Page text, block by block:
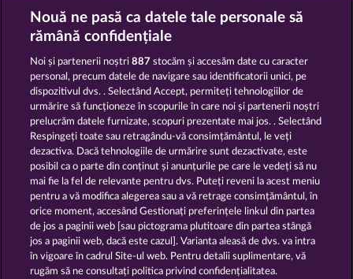
VALKYRIES - THE NIBELUNG LEGENDS PHANTOMS MIRROR
Termeni și condiții
Declarație de confidențialitate
Asistență tehnică Firmă
Întrebări frecvente Glosar
Nouă ne pasă ca datele tale personale să
rămână confidențiale
Noi și partenerii noștri887 stocăm și accesăm date cu caracter
personal, precum datele de navigare sau identificatorii unici, pe
dispozitivul dvs. . Selectând Accept, permiteți tehnologiilor de
urmărire să funcționeze în scopurile în care noi și partenerii noștri
prelucrăm datele furnizate, scopuri prezentate mai jos. . Selectând
Respingeți toate sau retragându-vă consimțământul, le veți
dezactiva. Dacă tehnologiile de urmărire sunt dezactivate, este
posibil ca o parte din conținut și anunțurile pe care le vedeți să nu
mai fie la fel de relevante pentru dvs. Puteți reveni la acest meniu
pentru a vă modifica alegerea sau a vă retrage consimțământul, în
orice moment, accesând Gestionați preferințele linkul din partea
de jos a paginii web [sau pictograma plutitoare din partea stângă
jos a paginii web, dacă este cazul]. Varianta aleasă de dvs. va intra
în vigoare în cadrul Site-ul web. Pentru detalii suplimentare, vă
rugăm să ne consultați politica privind confidențialitatea.